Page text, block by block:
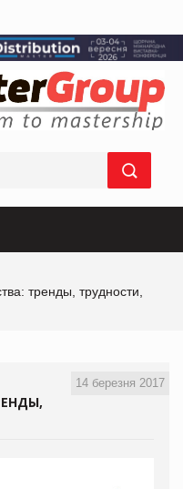
тренды, трудности,
14 березня 2017